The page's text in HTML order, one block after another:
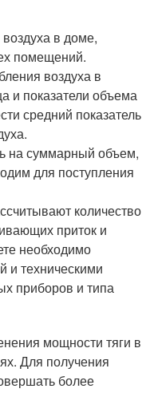
в доме,
помещений.
воздуха в
и показатели объема
средний показатель
на суммарный объем,
для поступления
количество
приток и
необходимо
и техническими
приборов и типа
мощности тяги в
Для получения
более